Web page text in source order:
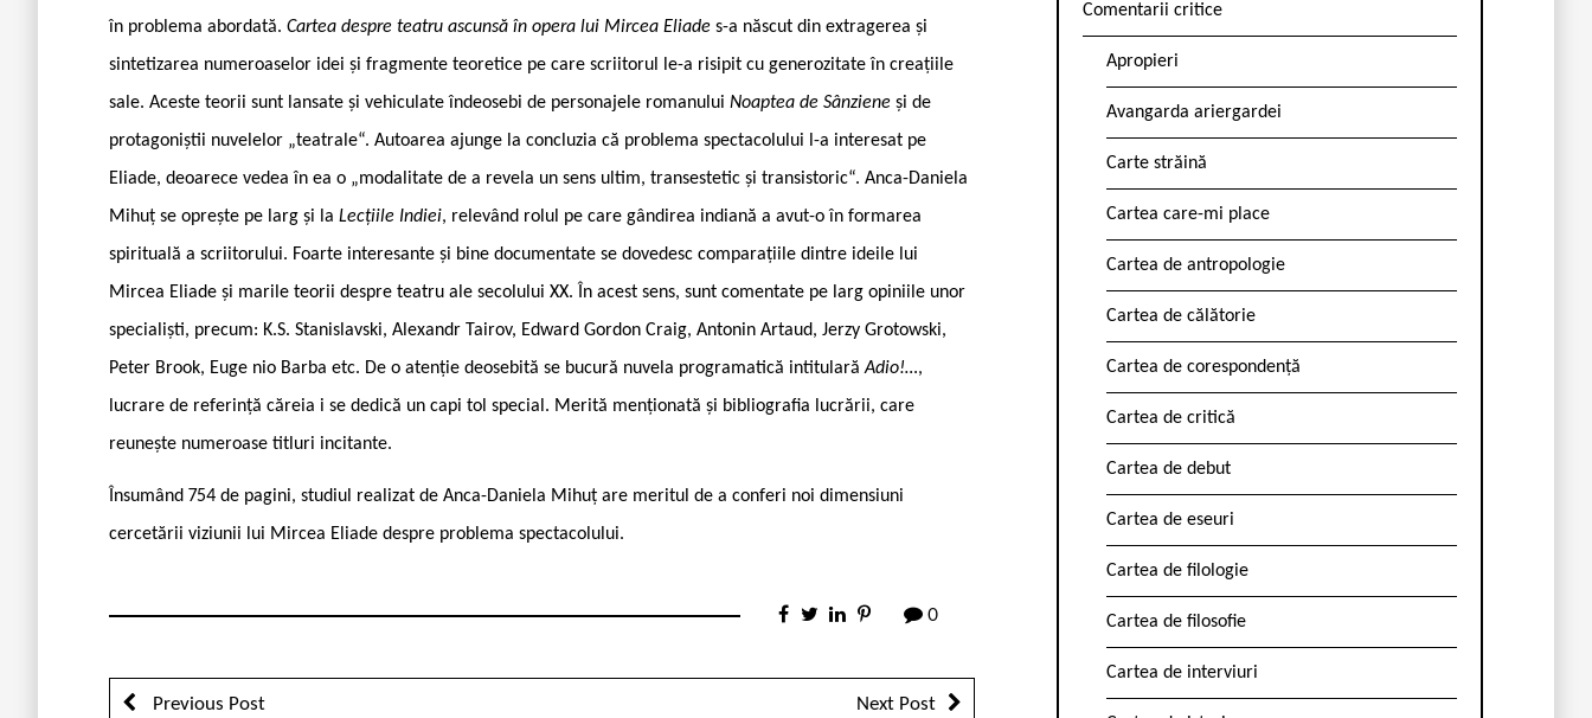
în problema abordată. Cartea despre teatru ascunsă în opera lui Mircea Eliade s-a născut din extragerea și
sintetizarea numeroaselor idei și fragmente teoretice pe care scriitorul le-a risipit cu generozitate în creațiile
sale. Aceste teorii sunt lansate și vehiculate îndeosebi de personajele romanului Noaptea de Sânziene și de
protagoniștii nuvelelor „teatrale“. Autoarea ajunge la concluzia că problema spectacolului l-a interesat pe
Eliade, deoarece vedea în ea o „modalitate de a revela un sens ultim, transestetic și transistoric“. Anca-Daniela
Mihuț se oprește pe larg și la Lecțiile Indiei, relevând rolul pe care gândirea indiană a avut-o în formarea
spirituală a scriitorului. Foarte interesante și bine documentate se dovedesc comparațiile dintre ideile lui
Mircea Eliade și marile teorii despre teatru ale secolului XX. În acest sens, sunt comentate pe larg opiniile unor
specialiști, precum: K.S. Stanislavski, Alexandr Tairov, Edward Gordon Craig, Antonin Artaud, Jerzy Grotowski,
Peter Brook, Euge nio Barba etc. De o atenție deosebită se bucură nuvela programatică intitularăAdio!…,
lucrare de referință căreia i se dedică un capi ­tol special. Merită men­ționată și bibliografia lucrării, care
reunește numeroase titluri inci­tante.
Însumând 754 de pagini, studiul realizat de Anca-Daniela Mihuț are meritul de a conferi noi dimensiuni
cercetării viziunii lui Mircea Eliade despre problema spectaco­lului.
0
Previous Post Next Post
Comentarii critice
Apropieri
Avangarda ariergardei
Carte străină
Cartea care-mi place
Cartea de antropologie
Cartea de călătorie
Cartea de corespondență
Cartea de critică
Cartea de debut
Cartea de eseuri
Cartea de filologie
Cartea de filosofie
Cartea de interviuri